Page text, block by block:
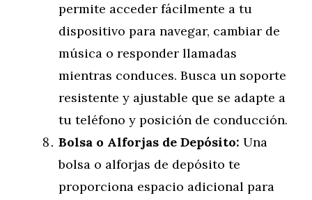
permite acceder fácilmente a tu
dispositivo para navegar, cambiar de
música o responder llamadas
mientras conduces. Busca un soporte
resistente y ajustable que se adapte a
tu teléfono y posición de conducción.
Bolsa o Alforjas de Depósito: Una
bolsa o alforjas de depósito te
proporciona espacio adicional para